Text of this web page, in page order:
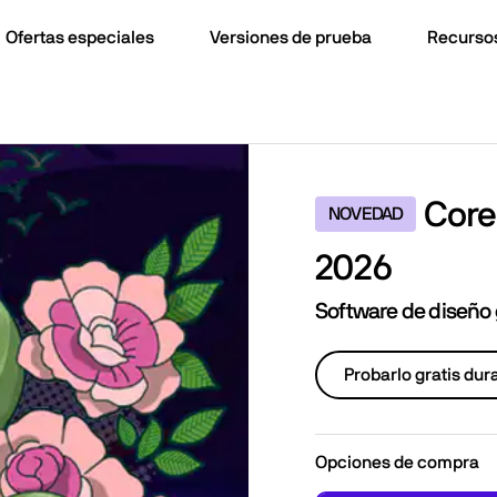
Ofertas especiales Versiones de prueba
NOVEDAD
2026
Software de
Probarlo gratis
Opciones de compra